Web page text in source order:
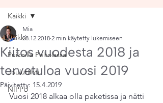
Kaikki
Puikoilla Peltolassa
Joulutähti
NIPPU
Kaikki
Kiitos vuodesta 2018 ja
tervetuloa vuosi 2019
Mia
28.12.2018 2 min käytetty lukemiseen
Päivitetty: 15.4.2019
Vuosi 2018 alkaa olla paketissa ja nätti